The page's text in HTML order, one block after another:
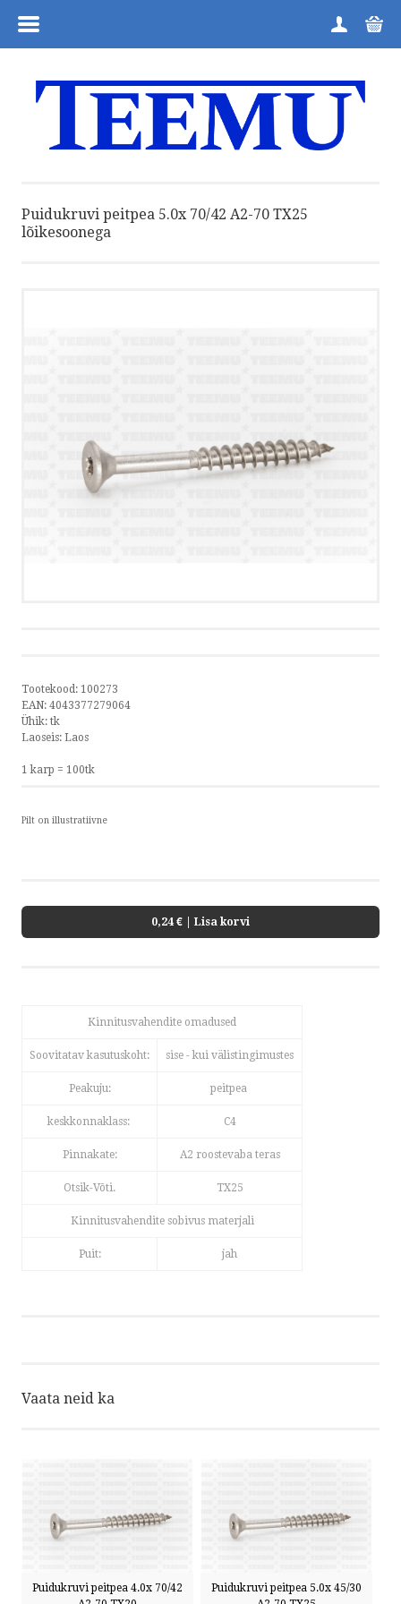
FIRMAST
VÕTA ÜHENDUST
by ShopRoller
Puidukruvi peitpea 5.0x 70/42 A2-70 TX25
lõikesoonega
Tootekood: 100273
EAN: 4043377279064
Ühik: tk
Laoseis: Laos
1 karp = 100tk
Pilt on illustratiivne
0,24 € | Lisa korvi
Kinnitusvahendite omadused
Soovitatav kasutuskoht: sise - kui välistingimustes
Peakuju: peitpea
keskkonnaklass: C4
Pinnakate: A2 roostevaba teras
Otsik-Võti. TX25
Kinnitusvahendite sobivus materjali
Puit: jah
Vaata neid ka
Puidukruvi peitpea 4.0x 70/42
Puidukruvi peitpea 5.0x 45/30